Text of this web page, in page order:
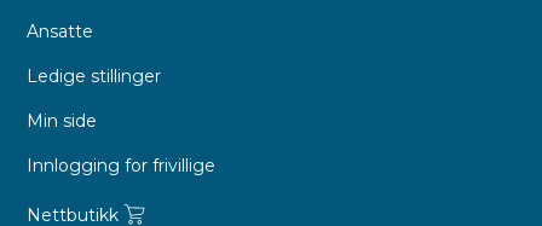
Ansatte
Ledige stillinger
Min side
Innlogging for frivillige
Nettbutikk